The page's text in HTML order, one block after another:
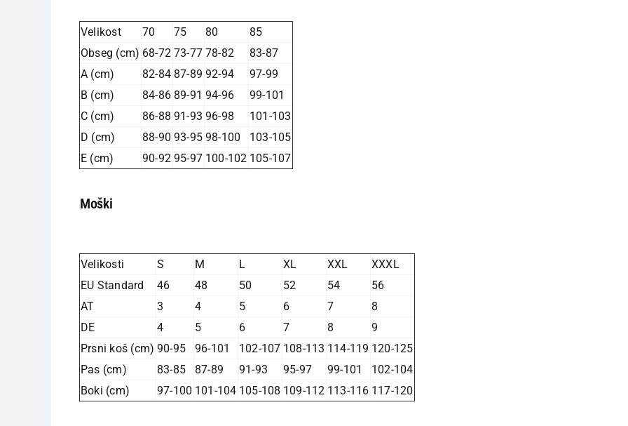
Velikost 70 75 80
85
Obseg (cm) 68-72 73-77 78-82
83-87
A (cm)
82-84 87-89 92-94
97-99
B (cm)
84-86 89-91 94-96
99-101
C (cm)
86-88 91-93 96-98
101-103
D (cm)
88-90 93-95 98-100
103-105
E (cm)
90-92 95-97 100-102 105-107
Moški
Velikosti S M L XL XXL
XXXL
EU Standard
46 48 50 52 54
56
AT
3 4 5 6 7
8
DE
4 5 6 7 8
9
Prsni koš (cm) 90-95 96-101 102-107 108-113 114-119 120-125
Pas (cm)
83-85 87-89 91-93 95-97 99-101
102-104
Boki (cm)
97-100 101-104 105-108 109-112 113-116 117-120